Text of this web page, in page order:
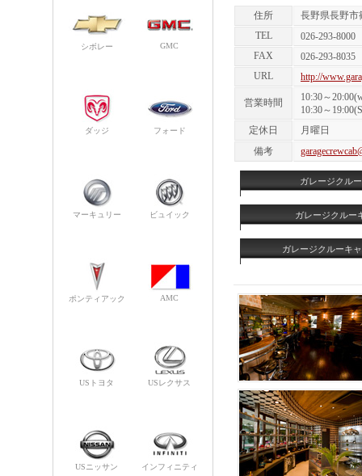
シボレー GMC
ダッジ フォード
マーキュリー ビュイック
ポンティアック AMC
USトヨタ USレクサス
USニッサン インフィニティ
住所
長野県長野市
TEL
026-293-8000
FAX
026-293-8035
URL
http://
営業時間
10:30～
10:30～
定休日
月曜日
備考
ガレージクル
ガレージクルー
ガレージクルーキ